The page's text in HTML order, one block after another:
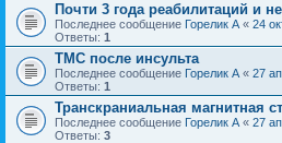
Почти 3 года реабилитаций и
Последнее сообщение Горелик А « 24
Ответы: 1
ТМС после инсульта
Последнее сообщение Горелик А « 27
Ответы: 1
Транскраниальная магнитная
Последнее сообщение Горелик А « 27
Ответы: 3